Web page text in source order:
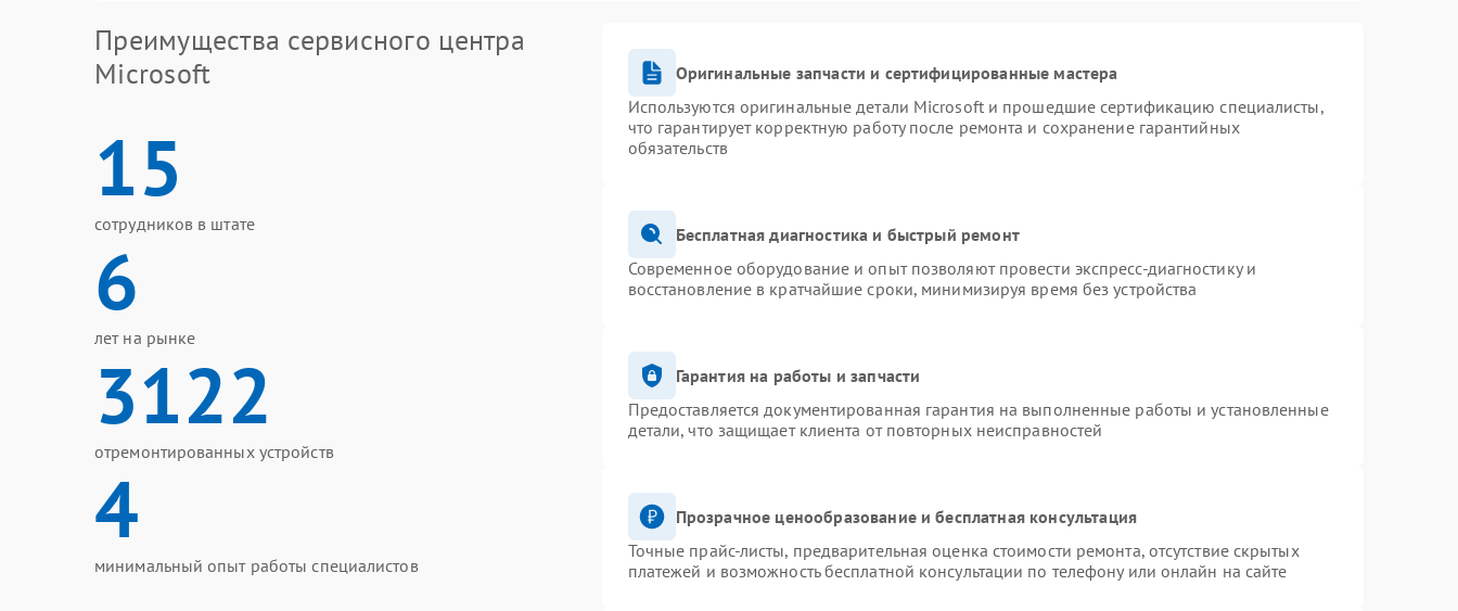
Преимущества сервисного центра
Microsoft
15
сотрудников в штате
6
лет на рынке
3122
отремонтированных устройств
4
минимальный опыт работы специалистов
Оригинальные запчасти и сертифицированные мастера
Используются оригинальные детали Microsoft и прошедшие сертификацию специалисты,
что гарантирует корректную работу после ремонта и сохранение гарантийных
обязательств
Бесплатная диагностика и быстрый ремонт
Современное оборудование и опыт позволяют провести экспресс-диагностику и
восстановление в кратчайшие сроки, минимизируя время без устройства
Гарантия на работы и запчасти
Предоставляется документированная гарантия на выполненные работы и установленные
детали, что защищает клиента от повторных неисправностей
Прозрачное ценообразование и бесплатная консультация
Точные прайс-листы, предварительная оценка стоимости ремонта, отсутствие скрытых
платежей и возможность бесплатной консультации по телефону или онлайн на сайте